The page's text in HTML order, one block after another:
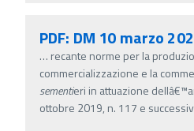
PDF: DM 10 marzo
… recante norme per la
commercializzazione e la
sementieri in attuazione
ottobre 2019, n. 117 e